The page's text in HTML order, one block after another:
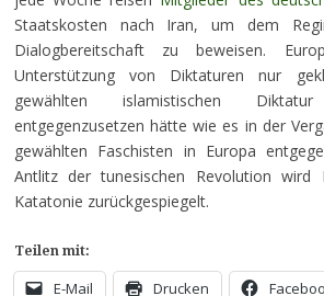
Staatskosten nach Iran, um dem
Dialogbereitschaft zu beweisen.
Unterstützung von Diktaturen nur
gewählten islamistischen
entgegenzusetzen hätte wie es in der
gewählten Faschisten in Europa
Antlitz der tunesischen Revolution wird
Katatonie zurückgespiegelt.
Teilen mit:
E-Mail Drucken